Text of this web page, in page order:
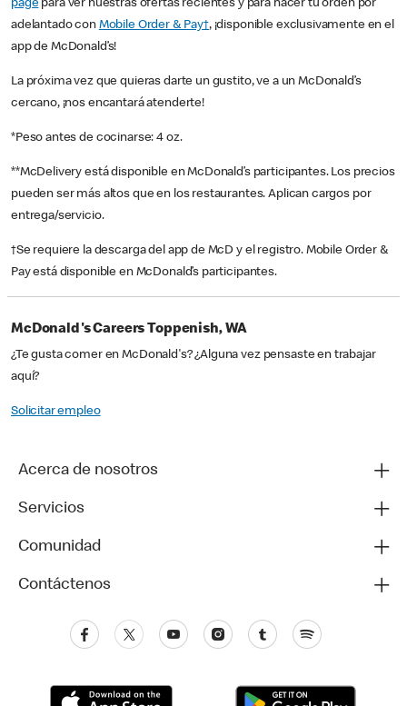
pagepara ver nuestras ofertas recientes y para hacer tu orden por
adelantado con Mobile Order & Pay†, ¡disponible exclusivamente en el
app de McDonald’s!
La próxima vez que quieras darte un gustito, ve a un McDonald’s
cercano, ¡nos encantará atenderte!
*Peso antes de cocinarse: 4 oz.
**McDelivery está disponible en McDonald’s participantes. Los precios
pueden ser más altos que en los restaurantes. Aplican cargos por
entrega/servicio.
†Se requiere la descarga del app de McD y el registro. Mobile Order &
Pay está disponible en McDonald’s participantes.
McDonald's Careers Toppenish, WA
¿Te gusta comer en McDonald's? ¿Alguna vez pensaste en trabajar
aquí?
Solicitar empleo
Acerca de nosotros
Servicios
Comunidad
Contáctenos